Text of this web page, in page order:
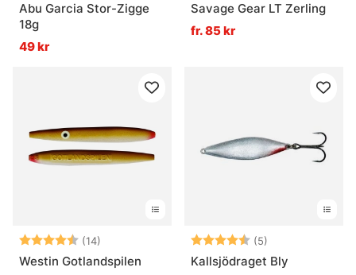
Abu Garcia Stor-Zigge
18g
49 kr
Savage Gear LT Zerling
fr. 85 kr
Betyg: (14)
4.9 utav 5 stjärnor
Westin Gotlandspilen
Betyg: (5)
Kallsjödraget Bly